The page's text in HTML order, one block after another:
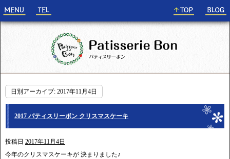
日別アーカイブ: 2017年11月4日
2017 パティスリーボン クリスマスケーキ
投稿日 2017年11月4日
今年のクリスマスケーキが 決まりました♪